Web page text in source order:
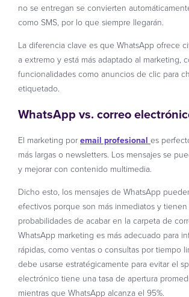
no se entregan se convierten
como SMS, por lo que siempre llegarán.
La diferencia clave es que WhatsApp ofrece
a extremo y está más adaptado al marketing,
funcionalidades como anuncios de clic para
etiquetado.
WhatsApp vs. correo
El marketing poremail profesional es
más largas o newsletters. Los mensajes se
y mejorar con contenido multimedia.
Dicho esto, los mensajes de WhatsApp
efectivos porque son más inmediatos y
probabilidades de acabar en la carpeta de
WhatsApp marketing es más adecuado para
rápidas, como ventas o consultas por tiempo
debe usarse estratégicamente para evitar el
electrónico tiene una tasa de apertura
mientras que WhatsApp alcanza el 95%.